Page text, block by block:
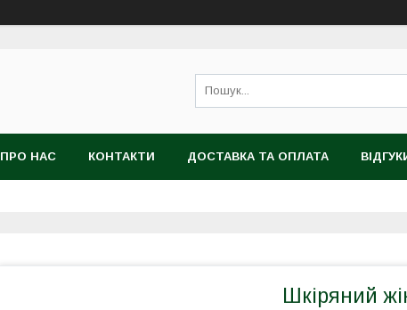
ПРО НАС КОНТАКТИ ДОСТАВКА ТА ОПЛАТА
Шкіряний